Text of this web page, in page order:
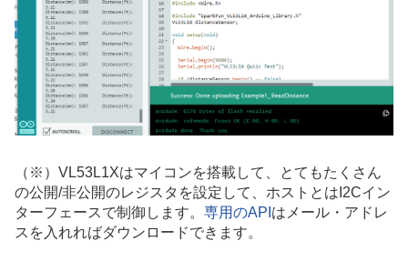
（※）VL53L1Xはマイコンを搭載して、とてもたくさん
の公開/非公開のレジスタを設定して、ホストとはI2Cイン
ターフェースで制御します。 専用のAPI はメール・アドレ
スを入れればダウンロードできます。